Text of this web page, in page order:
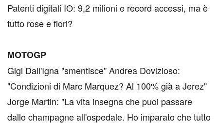
Patenti digitali IO: 9,2 milioni e record accessi, ma è
tutto rose e fiori?
MOTOGP
Gigi Dall'Igna "smentisce" Andrea Dovizioso:
"Condizioni di Marc Marquez? Al 100% già a Jerez"
Jorge Martin: "La vita insegna che puoi passare
dallo champagne all'ospedale. Ho imparato che tutto